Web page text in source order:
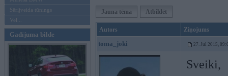
Sērijveida tūnings
Vel...
Gadījuma bilde
Jauna tēma Atbildēt
Autors Ziņojums
toma_joki 27. Jul 2015,
Sveiki,